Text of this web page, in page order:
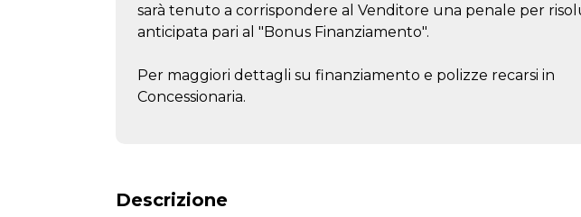
sarà tenuto a corrispondere al Venditore una penale per
anticipata pari al "Bonus Finanziamento".
Per maggiori dettagli su finanziamento e polizze recarsi in
Concessionaria.
Descrizione